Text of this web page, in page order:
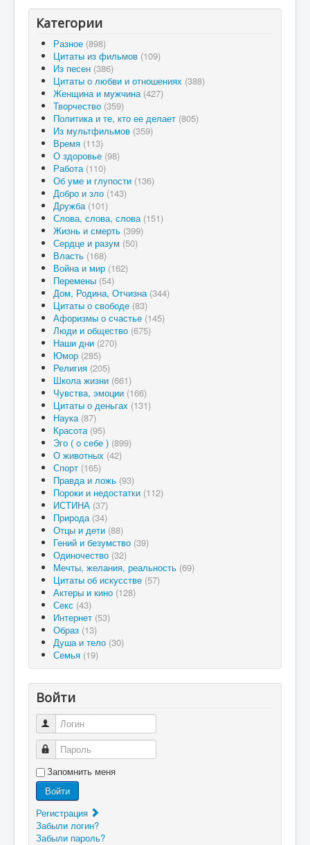
Категории
Разное (898)
Цитаты из фильмов (109)
Из песен (386)
Цитаты о любви и отношениях (388)
Женщина и мужчина (427)
Творчество (359)
Политика и те, кто ее делает (805)
Из мультфильмов (359)
Время (113)
О здоровье (98)
Работа (110)
Об уме и глупости (136)
Добро и зло (143)
Дружба (101)
Слова, слова, слова (151)
Жизнь и смерть (399)
Сердце и разум (50)
Власть (168)
Война и мир (162)
Перемены (54)
Дом, Родина, Отчизна (344)
Цитаты о свободе (83)
Афоризмы о счастье (145)
Люди и общество (675)
Наши дни (270)
Юмор (285)
Религия (205)
Школа жизни (661)
Чувства, эмоции (166)
Цитаты о деньгах (131)
Наука (87)
Красота (95)
Эго ( о себе ) (899)
О животных (42)
Спорт (165)
Правда и ложь (93)
Пороки и недостатки (112)
ИСТИНА (37)
Природа (34)
Отцы и дети (88)
Гений и безумство (39)
Одиночество (32)
Мечты, желания, реальность (69)
Цитаты об искусстве (57)
Актеры и кино (128)
Секс (43)
Интернет (53)
Образ (13)
Душа и тело (30)
Семья (19)
Войти
Логин
Пароль
Запомнить меня
Войти
Регистрация
Забыли логин?
Забыли пароль?